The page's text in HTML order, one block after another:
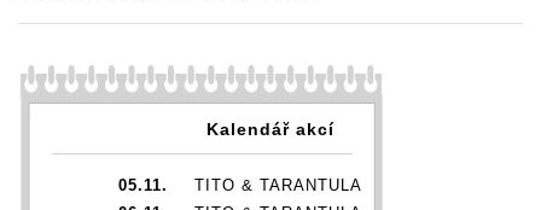
Kalendář akcí
05.11.
TITO & TARANTULA